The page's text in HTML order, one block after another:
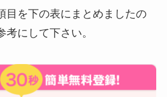
目を下の表にまとめましたの
にして下さい。